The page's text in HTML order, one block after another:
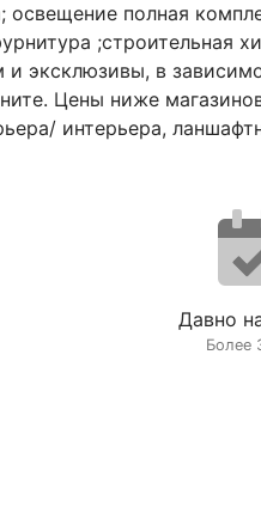
освещение полная
;строительная
эксклюзивы, в
Цены ниже
интерьера,
Давно
Более